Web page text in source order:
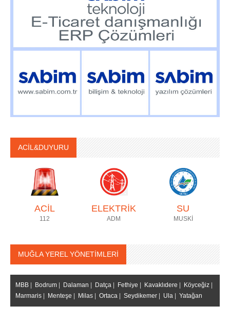
ACİL&DUYURU
ACİL
112
ELEKTRİK
ADM
SU
MUSKİ
MUĞLA YEREL YÖNETİMLERİ
MBB Bodrum Dalaman Datça Fethiye Kavaklıdere Köyceğiz
Marmaris
Menteşe Milas Ortaca Seydikemer Ula Yatağan